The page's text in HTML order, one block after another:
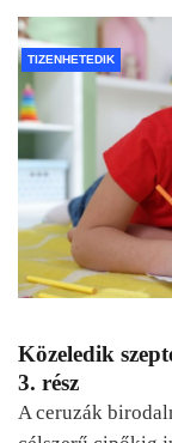
TIZENHETEDIK
Közeledik
3. rész
A ceruzák